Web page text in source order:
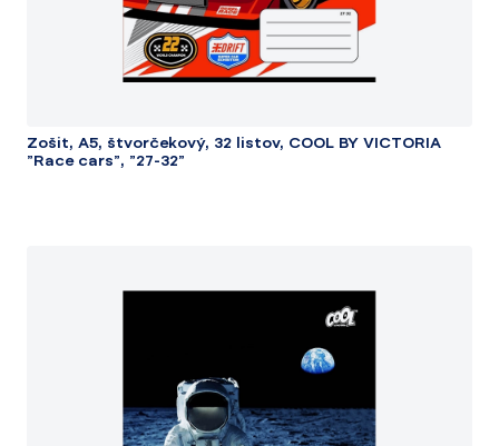
Zošit, A5, štvorčekový, 32 listov, COOL BY VICTORIA
"Race cars", "27-32"